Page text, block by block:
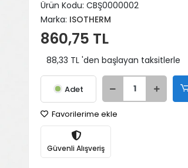
Ürün Kodu: CBŞ0000002
Marka: ISOTHERM
860,75 TL
88,33 TL 'den başlayan taksitlerle
Adet
Favorilerime ekle
Güvenli Alışveriş